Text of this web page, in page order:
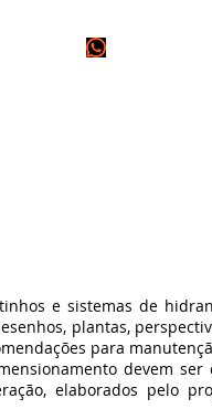
e sistemas de
plantas,
para
devem ser
elaborados pelo